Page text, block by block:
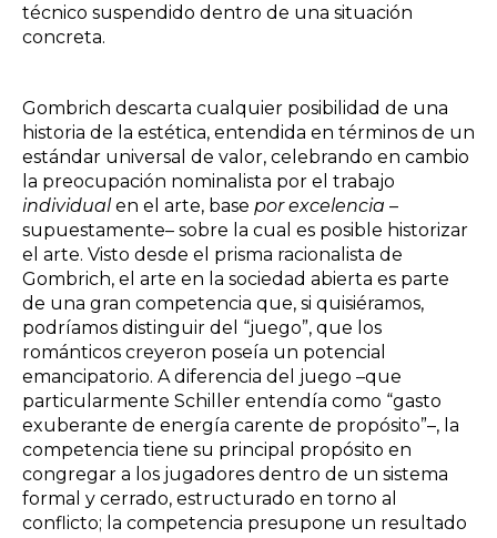
técnico suspendido dentro de una situación
concreta.
Gombrich descarta cualquier posibilidad de una
historia de la estética, entendida en términos de un
estándar universal de valor, celebrando en cambio
la preocupación nominalista por el trabajo
individualen el arte, base por excelencia –
supuestamente– sobre la cual es posible historizar
el arte. Visto desde el prisma racionalista de
Gombrich, el arte en la sociedad abierta es parte
de una gran competencia que, si quisiéramos,
podríamos distinguir del “juego”, que los
románticos creyeron poseía un potencial
emancipatorio. A diferencia del juego –que
particularmente Schiller entendía como “gasto
exuberante de energía carente de propósito”–, la
competencia tiene su principal propósito en
congregar a los jugadores dentro de un sistema
formal y cerrado, estructurado en torno al
conflicto; la competencia presupone un resultado